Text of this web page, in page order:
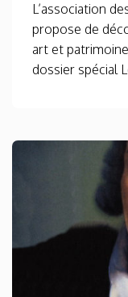
L’association
propose de
art et
dossier spécial